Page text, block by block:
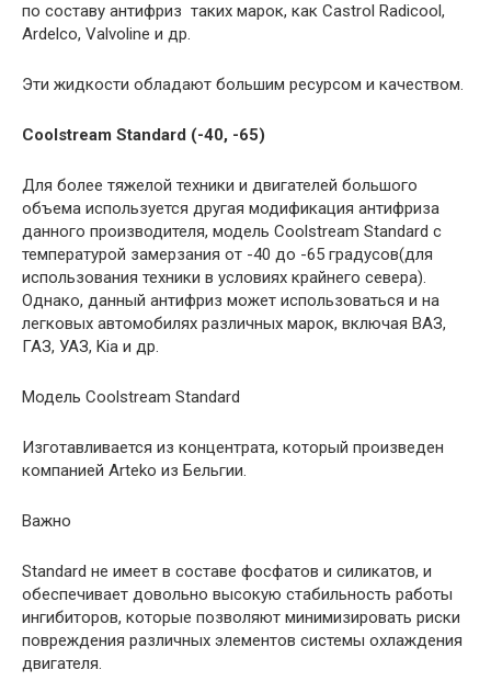
по составу антифриз таких марок, как Castrol Radicool,
Ardelco, Valvoline и др.
Эти жидкости обладают большим ресурсом и качеством.
Coolstream Standard (-40, -65)
Для более тяжелой техники и двигателей большого
объема используется другая модификация антифриза
данного производителя, модель Coolstream Standard с
температурой замерзания от -40 до -65 градусов(для
использования техники в условиях крайнего севера).
Однако, данный антифриз может использоваться и на
легковых автомобилях различных марок, включая ВАЗ,
ГАЗ, УАЗ, Kia и др.
Модель Coolstream Standard
Изготавливается из концентрата, который произведен
компанией Arteko из Бельгии.
Важно
Standard не имеет в составе фосфатов и силикатов, и
обеспечивает довольно высокую стабильность работы
ингибиторов, которые позволяют минимизировать риски
повреждения различных элементов системы охлаждения
двигателя.